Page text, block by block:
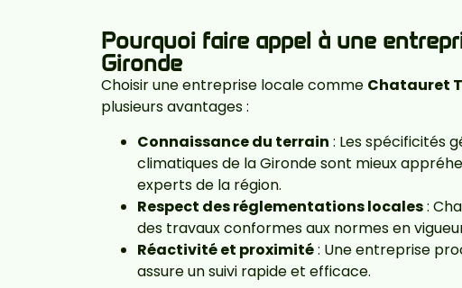
Pourquoi faire appel à une
Gironde
Choisir une entreprise locale comme Chatauret
plusieurs avantages :
Connaissance du terrain : Les spécificités
climatiques de la Gironde sont mieux
experts de la région.
Respect des réglementations locales:
des travaux conformes aux normes en
Réactivité et proximité: Une entreprise
assure un suivi rapide et efficace.